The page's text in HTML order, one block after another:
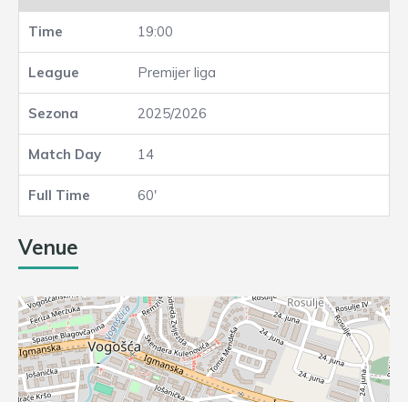
19:00
Premijer liga
2025/2026
14
60'
Venue